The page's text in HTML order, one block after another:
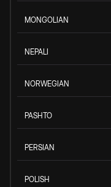
MONGOLIAN
NEPALI
NORWEGIAN
PASHTO
PERSIAN
POLISH